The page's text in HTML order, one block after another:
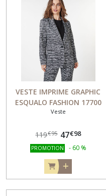
VESTE IMPRIME GRAPHIC
ESQUALO FASHION 17700
Veste
119€95 47€98
PROMOTION - 60 %